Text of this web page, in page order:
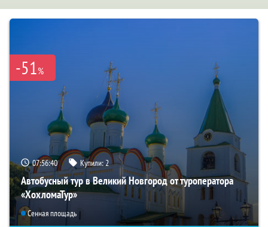
-51%
07:56:39 Купили:2
Автобусный тур в Великий Новгород от туроператора
«ХохломаТур»
Сенная площадь